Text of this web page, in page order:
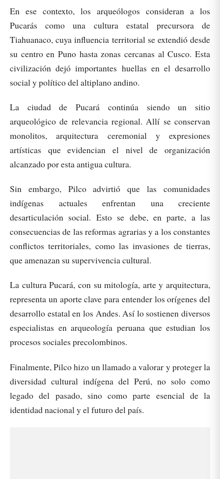
En ese contexto, los arqueólogos consideran a los
Pucarás como una cultura estatal precursora de
Tiahuanaco, cuya influencia territorial se extendió desde
su centro en Puno hasta zonas cercanas al Cusco. Esta
civilización dejó importantes huellas en el desarrollo
social y político del altiplano andino.
La ciudad de Pucará continúa siendo un sitio
arqueológico de relevancia regional. Allí se conservan
monolitos, arquitectura ceremonial y expresiones
artísticas que evidencian el nivel de organización
alcanzado por esta antigua cultura.
Sin embargo, Pilco advirtió que las comunidades
indígenas actuales enfrentan una creciente
desarticulación social. Esto se debe, en parte, a las
consecuencias de las reformas agrarias y a los constantes
conflictos territoriales, como las invasiones de tierras,
que amenazan su supervivencia cultural.
La cultura Pucará, con su mitología, arte y arquitectura,
representa un aporte clave para entender los orígenes del
desarrollo estatal en los Andes. Así lo sostienen diversos
especialistas en arqueología peruana que estudian los
procesos sociales precolombinos.
Finalmente, Pilco hizo un llamado a valorar y proteger la
diversidad cultural indígena del Perú, no solo como
legado del pasado, sino como parte esencial de la
identidad nacional y el futuro del país.